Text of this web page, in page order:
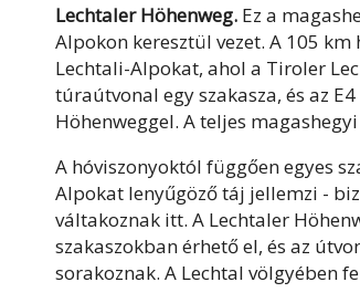
Lechtaler Höhenweg. Ez a
Alpokon keresztül vezet. A 105
Lechtali-Alpokat, ahol a Tiroler
túraútvonal egy szakasza, és az
Höhenweggel. A teljes
A hóviszonyoktól függően egyes
Alpokat lenyűgöző táj jellemzi -
váltakoznak itt. A Lechtaler
szakaszokban érhető el, és az
sorakoznak. A Lechtal völgyében